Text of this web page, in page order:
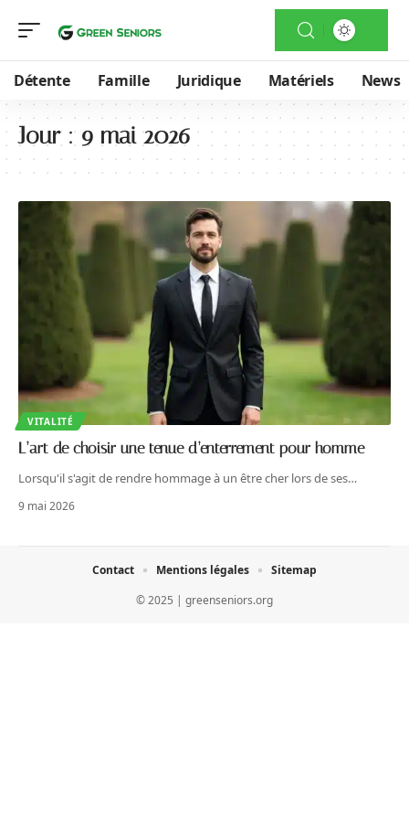
Détente Famille Juridique Matériels News
Jour : 9 mai 2026
VITALITÉ
L’art de choisir une tenue d’enterrement pour homme
Lorsqu'il s'agit de rendre hommage à un être cher lors de ses…
9 mai 2026
© 2025 | greenseniors.org
Contact Mentions légales Sitemap